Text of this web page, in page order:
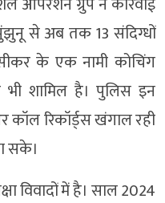
से अब तक 13 संदिग्धों
के एक नामी कोचिंग
शामिल है। पुलिस इन
कॉल रिकॉर्ड्स खंगाल रही
सके।
विवादों में है। साल 2024